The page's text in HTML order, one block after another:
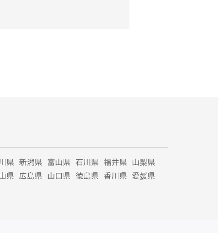
県 新潟県 富山県 石川県 福井県 山梨県
県 広島県 山口県 徳島県 香川県 愛媛県